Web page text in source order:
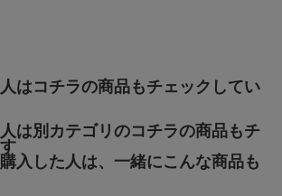
はコチラの商品もチェックしてい
は別カテゴリのコチラの商品もチ
入した人は、一緒にこんな商品も